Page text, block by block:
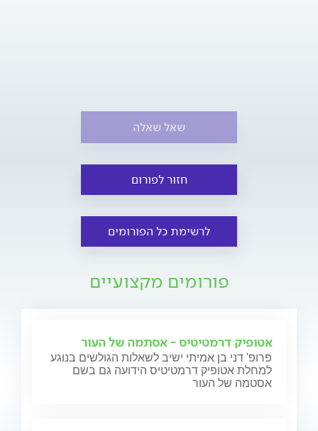
שאל שאלה
חזור לפורום
לרשימת כל הפורומים
פורומים מקצועיים
אטופיק דרמטיטיס - אסתמה של העור
פרופ' דני בן אמיתי ישיב לשאלות הגולשים בנוגע
למחלת אטופיק דרמטיטיס הידועה גם בשם
אסטמה של העור